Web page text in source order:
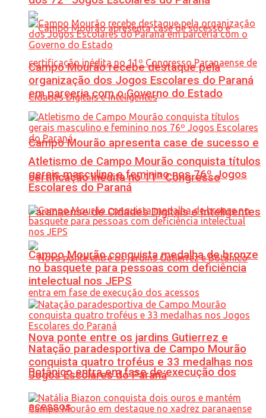
Campo Mourão apresenta case de sucesso e
certificação inédita no 11º Congresso
Paranaense de Cidades Digitais e Inteligentes
Nova ponte entre os jardins Gutierrez e
Botânico entra em fase de execução dos
acessos
Campo Mourão recebe destaque pela
organização dos Jogos Escolares do Paraná
em parceria com o Governo do Estado
Atletismo de Campo Mourão conquista títulos
gerais masculino e feminino nos 76º Jogos
Escolares do Paraná
Campo Mourão conquista medalha de bronze
no basquete para pessoas com deficiência
intelectual nos JEPS
Natação paradesportiva de Campo Mourão
conquista quatro troféus e 33 medalhas nos
Jogos Escolares do Paraná